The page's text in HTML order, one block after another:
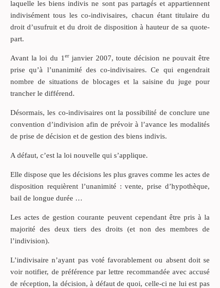
laquelle les biens indivis ne sont pas partagés et appartiennent
indivisément tous les co-indivisaires, chacun étant titulaire du
droit d’usufruit et du droit de disposition à hauteur de sa quote-
part.
Avant la loi du 1 erjanvier 2007, toute décision ne pouvait être
prise qu’à l’unanimité des co-indivisaires. Ce qui engendrait
nombre de situations de blocages et la saisine du juge pour
trancher le différend.
Désormais, les co-indivisaires ont la possibilité de conclure une
convention d’indivision afin de prévoir à l’avance les modalités
de prise de décision et de gestion des biens indivis.
A défaut, c’est la loi nouvelle qui s’applique.
Elle dispose que les décisions les plus graves comme les actes de
disposition requièrent l’unanimité : vente, prise d’hypothèque,
bail de longue durée …
Les actes de gestion courante peuvent cependant être pris à la
majorité des deux tiers des droits (et non des membres de
l’indivision).
L’indivisaire n’ayant pas voté favorablement ou absent doit se
voir notifier, de préférence par lettre recommandée avec accusé
de réception, la décision, à défaut de quoi, celle-ci ne lui est pas